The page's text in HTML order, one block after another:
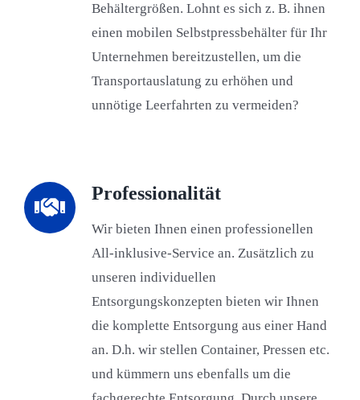
Behältergrößen. Lohnt es sich z. B. ihnen
einen mobilen Selbstpressbehälter für Ihr
Unternehmen bereitzustellen, um die
Transportauslatung zu erhöhen und
unnötige Leerfahrten zu vermeiden?
Professionalität
Wir bieten Ihnen einen professionellen
All-inklusive-Service an. Zusätzlich zu
unseren individuellen
Entsorgungskonzepten bieten wir Ihnen
die komplette Entsorgung aus einer Hand
an. D.h. wir stellen Container, Pressen etc.
und kümmern uns ebenfalls um die